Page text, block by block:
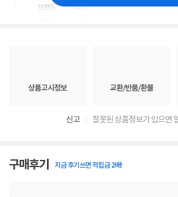
상품고시정보 교환/반품/환불
신고 잘못된 상품정보가 있으면
구매후기 지금 후기쓰면 적립금 2배!